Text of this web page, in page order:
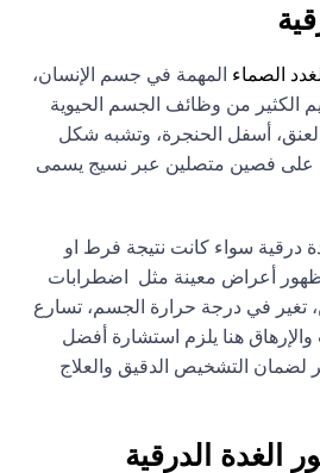
الصماء المهمة في جسم الإنسان،
الكثير من وظائف الجسم الحيوية
أسفل الحنجرة، وتشبه شكل
على فصين متصلين عبر نسيج يسمى
سواء كانت نتيجة فرط او
أعراض معينة مثل اضطرابات
تغير في درجة حرارة الجسم، تسارع
هنا يلزم استشارة أفضل
التشخيص الدقيق والعلاج
الغدة الدرقية